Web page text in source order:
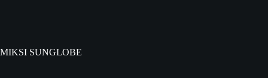
MIKSI SUNGLOBE